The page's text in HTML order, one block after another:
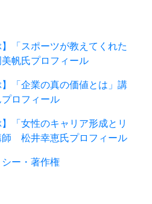
】「スポーツが教えてくれた
帆氏プロフィール
】「企業の真の価値とは」講
ロフィール
】「女性のキャリア形成とリ
師 松井幸恵氏プロフィール
ー・著作権